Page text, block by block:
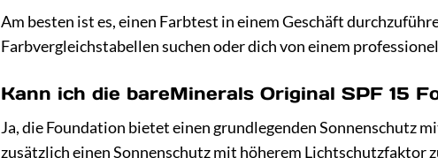
Am besten ist es, einen Farbtest in einem Geschäft
Farbvergleichstabellen suchen oder dich von einem
Kann ich die bareMinerals Original SPF 15
Ja, die Foundation bietet einen grundlegenden Sonnenschutz
zusätzlich einen Sonnenschutz mit höherem Lichtschutzfaktor